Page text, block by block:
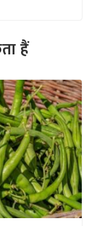
हैं